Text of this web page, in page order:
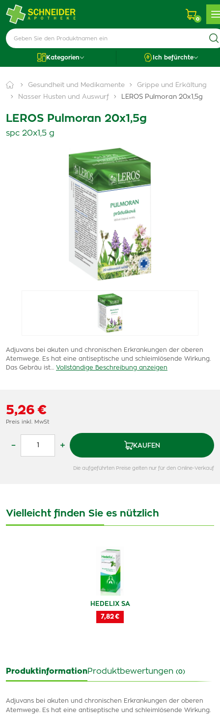
0
Kategorien Ich befürchte
Gesundheit und Medikamente
Grippe und Erkältung
Nasser Husten und Auswurf
LEROS Pulmoran 20x1,5g
LEROS Pulmoran 20x1,5g
spc 20x1,5 g
Adjuvans bei akuten und chronischen Erkrankungen der oberen
Atemwege. Es hat eine antiseptische und schleimlösende Wirkung.
Das Gebräu ist…
Vollständige Beschreibung anzeigen
5,26 €
Preis inkl. MwSt
– + KAUFEN
Die aufgeführten Preise gelten nur für den Online-Verkauf
Vielleicht finden Sie es nützlich
HEDELIX SA
7,82 €
ProduktinformationProduktbewertungen (0)
Adjuvans bei akuten und chronischen Erkrankungen der oberen
Atemwege. Es hat eine antiseptische und schleimlösende Wirkung.